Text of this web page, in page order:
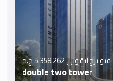
فيو برج ايقونى5.358.262 ج.م
double two tower